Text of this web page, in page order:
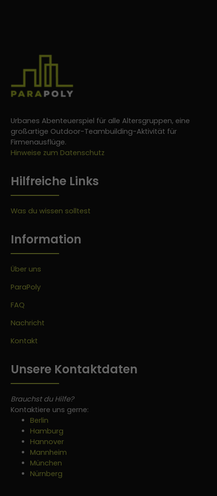
Urbanes Abenteuerspiel für alle Altersgruppen, eine
großartige Outdoor-Teambuilding-Aktivität für
Firmenausflüge.
Hinweise zum Datenschutz
Hilfreiche Links
Was du wissen solltest
Information
Über uns
ParaPoly
FAQ
Nachricht
Kontakt
Unsere Kontaktdaten
Brauchst du Hilfe?
Kontaktiere uns gerne:
Berlin
Hamburg
Hannover
Mannheim
München
Nürnberg